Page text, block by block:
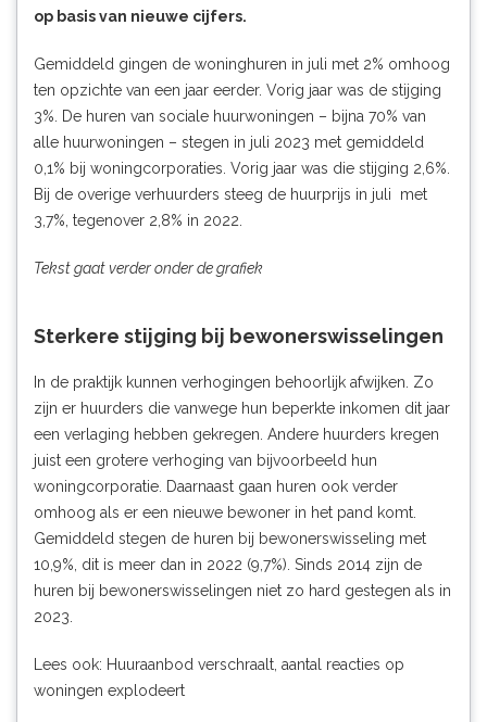
op basis van nieuwe cijfers.
Gemiddeld gingen de woninghuren in juli met 2% omhoog
ten opzichte van een jaar eerder. Vorig jaar was de stijging
3%. De huren van sociale huurwoningen – bijna 70% van
alle huurwoningen – stegen in juli 2023 met gemiddeld
0,1% bij woningcorporaties. Vorig jaar was die stijging 2,6%.
Bij de overige verhuurders steeg de huurprijs in juli met
3,7%, tegenover 2,8% in 2022.
Tekst gaat verder onder de grafiek
Sterkere stijging bij bewonerswisselingen
In de praktijk kunnen verhogingen behoorlijk afwijken. Zo
zijn er huurders die vanwege hun beperkte inkomen dit jaar
een verlaging hebben gekregen. Andere huurders kregen
juist een grotere verhoging van bijvoorbeeld hun
woningcorporatie. Daarnaast gaan huren ook verder
omhoog als er een nieuwe bewoner in het pand komt.
Gemiddeld stegen de huren bij bewonerswisseling met
10,9%, dit is meer dan in 2022 (9,7%). Sinds 2014 zijn de
huren bij bewonerswisselingen niet zo hard gestegen als in
2023.
Lees ook: Huuraanbod verschraalt, aantal reacties op
woningen explodeert